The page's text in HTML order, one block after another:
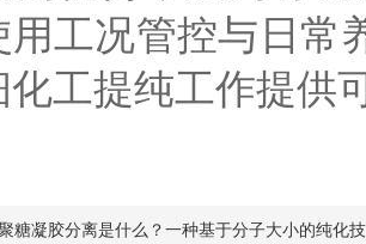
用工况管控与日常
化工提纯工作提供
糖凝胶分离是什么？一种基于分子大小的纯化